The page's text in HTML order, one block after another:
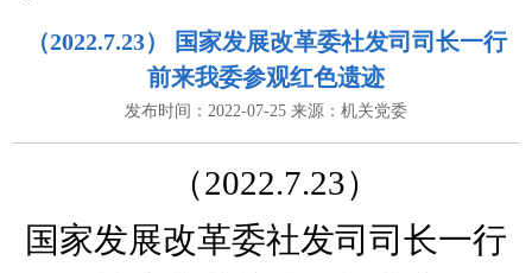
（2022.7.23） 国家发展改革委社发司司长一行
前来我委参观红色遗迹
发布时间： 2022-07-25 来源： 机关党委
（2022.7.23）
国家发展改革委社发司司长一行